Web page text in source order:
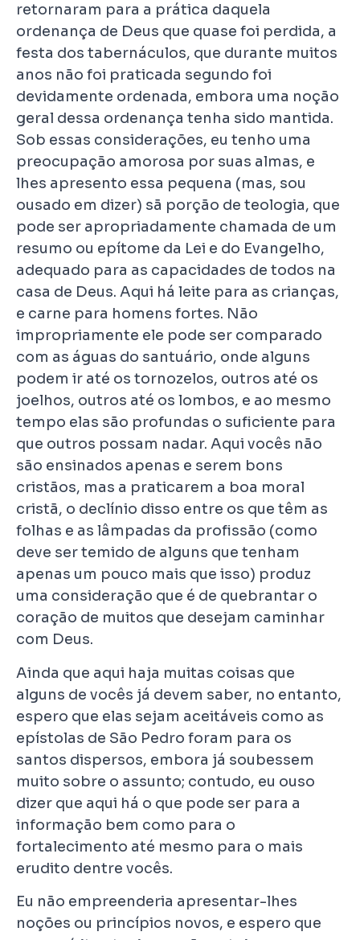
retornaram para a prática daquela
ordenança de Deus que quase foi perdida, a
festa dos tabernáculos, que durante muitos
anos não foi praticada segundo foi
devidamente ordenada, embora uma noção
geral dessa ordenança tenha sido mantida.
Sob essas considerações, eu tenho uma
preocupação amorosa por suas almas, e
lhes apresento essa pequena (mas, sou
ousado em dizer) sã porção de teologia, que
pode ser apropriadamente chamada de um
resumo ou epítome da Lei e do Evangelho,
adequado para as capacidades de todos na
casa de Deus. Aqui há leite para as crianças,
e carne para homens fortes. Não
impropriamente ele pode ser comparado
com as águas do santuário, onde alguns
podem ir até os tornozelos, outros até os
joelhos, outros até os lombos, e ao mesmo
tempo elas são profundas o suficiente para
que outros possam nadar. Aqui vocês não
são ensinados apenas e serem bons
cristãos, mas a praticarem a boa moral
cristã, o declínio disso entre os que têm as
folhas e as lâmpadas da profissão (como
deve ser temido de alguns que tenham
apenas um pouco mais que isso) produz
uma consideração que é de quebrantar o
coração de muitos que desejam caminhar
com Deus.
Ainda que aqui haja muitas coisas que
alguns de vocês já devem saber, no entanto,
espero que elas sejam aceitáveis como as
epístolas de São Pedro foram para os
santos dispersos, embora já soubessem
muito sobre o assunto; contudo, eu ouso
dizer que aqui há o que pode ser para a
informação bem como para o
fortalecimento até mesmo para o mais
erudito dentre vocês.
Eu não empreenderia apresentar-lhes
noções ou princípios novos, e espero que